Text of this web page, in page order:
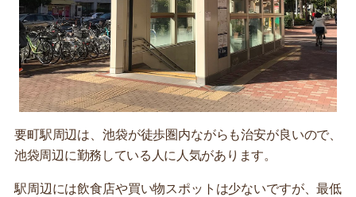
要町駅周辺は、池袋が徒歩圏内ながらも治安が良いので、
池袋周辺に勤務している人に人気があります。
駅周辺には飲食店や買い物スポットは少ないですが、最低